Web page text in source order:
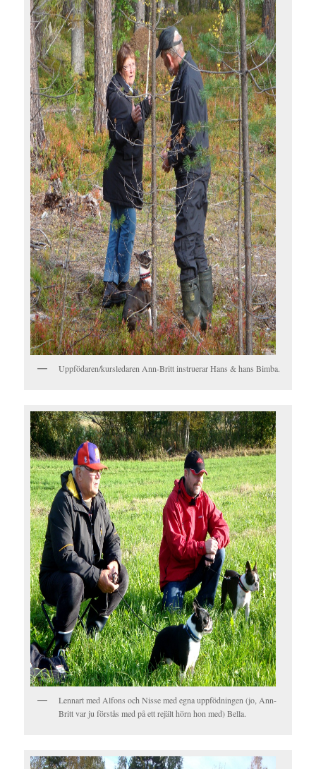
Uppfödaren/kursledaren Ann-Britt instruerar Hans & hans Bimba.
Lennart med Alfons och Nisse med egna uppfödningen (jo, Ann-
Britt var ju förstås med på ett rejält hörn hon med) Bella.